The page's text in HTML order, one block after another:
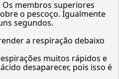
membros superiores
o pescoço. Igualmente
segundos.
a respiração debaixo
muitos rápidos e
desaparecer, pois isso é